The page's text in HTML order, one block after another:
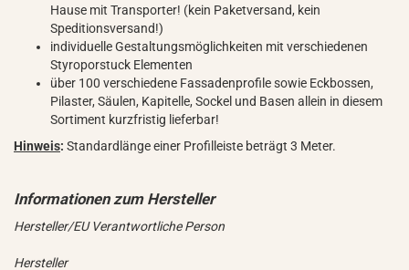
Hause mit Transporter! (kein Paketversand, kein
Speditionsversand!)
individuelle Gestaltungsmöglichkeiten mit verschiedenen
Styroporstuck Elementen
über 100 verschiedene Fassadenprofile sowie Eckbossen,
Pilaster, Säulen, Kapitelle, Sockel und Basen allein in diesem
Sortiment kurzfristig lieferbar!
Hinweis: Standardlänge einer Profilleiste beträgt 3 Meter.
Hersteller/EU Verantwortliche Person
Hersteller